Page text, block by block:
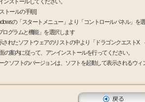
ンストールしてください。
トールの手順]
の「スタートメニュー」より「コントロールパネル」を選
ラムと機能」を選択します
たソフトウェアのリストの中より「ドラゴンクエストX
に従って、アンインストールを行ってください。
ソフトのバージョンは、ソフトを起動して表示されるウィ